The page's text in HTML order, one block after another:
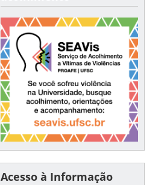
Acesso à Informação